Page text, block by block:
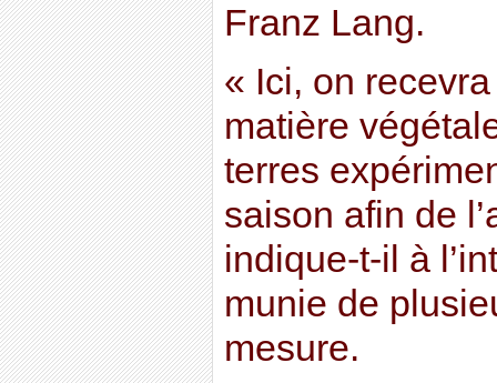
Franz Lang.
« Ici, on
matière
terres
saison afin de
indique-t-il à
munie de
mesure.